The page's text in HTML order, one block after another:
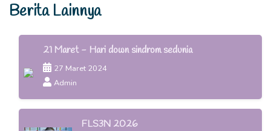
Berita Lainnya
21 Maret - Hari down sindrom sedunia
27 Maret 2024
Admin
FLS3N 2026